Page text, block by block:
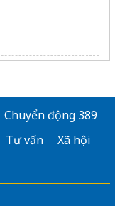
Chuyển động 389
Tư vấn
Xã hội